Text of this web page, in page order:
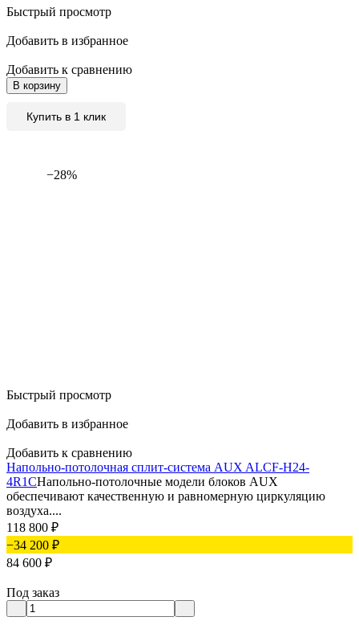
Быстрый просмотр
Добавить в избранное
Добавить к сравнению
В корзину
Купить в 1 клик
−28%
Быстрый просмотр
Добавить в избранное
Добавить к сравнению
Напольно-потолочная сплит-система AUX ALCF-H24-
4R1CНапольно-потолочные модели блоков AUX
обеспечивают качественную и равномерную циркуляцию
воздуха....
118 800 ₽
−34 200 ₽
84 600 ₽
Под заказ